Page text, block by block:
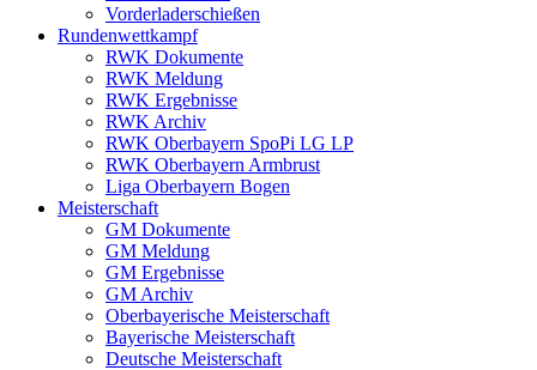
Vorderladerschießen
Rundenwettkampf
RWK Dokumente
RWK Meldung
RWK Ergebnisse
RWK Archiv
RWK Oberbayern SpoPi LG LP
RWK Oberbayern Armbrust
Liga Oberbayern Bogen
Meisterschaft
GM Dokumente
GM Meldung
GM Ergebnisse
GM Archiv
Oberbayerische Meisterschaft
Bayerische Meisterschaft
Deutsche Meisterschaft